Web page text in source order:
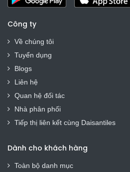
Công ty
Về chúng tôi
Tuyển dụng
Blogs
Liên hệ
Quan hệ đối tác
Nhà phân phối
Tiếp thị liên kết cùng Daisantiles
Dành cho khách hàng
Toàn bộ danh mục